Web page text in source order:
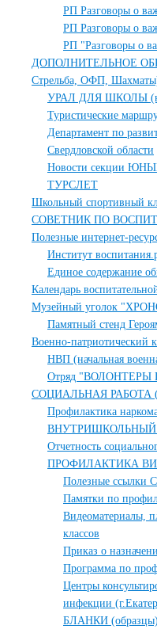
РП Разговоры о
РП Разговоры о
РП "Разговоры о
ДОПОЛНИТЕЛЬНОЕ
Стрельба, ОФП,
УРАЛ ДЛЯ ШКОЛЫ
Туристические
Департамент по
Свердловской области
Новости секции
ТУРСЛЕТ
Школьный спортивный
СОВЕТНИК ПО
Полезные интернет-
Институт
Единое содержание
Календарь
Музейный уголок
Памятный стенд
Военно-
НВП (начальная
Отряд
СОЦИАЛЬНАЯ РАБОТА
Профилактика
ВНУТРИШКОЛЬНЫЙ
Отчетность
ПРОФИЛАКТИКА
Полезные
Памятки по
Видеоматериалы,
классов
Приказ о
Программа по
Центры
инфекции
БЛАНКИ (образцы)